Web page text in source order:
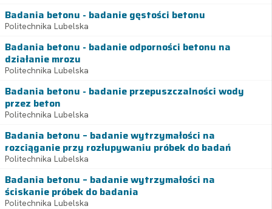
Badania betonu - badanie gęstości betonu
Politechnika Lubelska
Badania betonu - badanie odporności betonu na
działanie mrozu
Politechnika Lubelska
Badania betonu - badanie przepuszczalności wody
przez beton
Politechnika Lubelska
Badania betonu – badanie wytrzymałości na
rozciąganie przy rozłupywaniu próbek do badań
Politechnika Lubelska
Badania betonu – badanie wytrzymałości na
ściskanie próbek do badania
Politechnika Lubelska